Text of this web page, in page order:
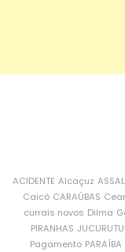
ACIDENTE Alcaçuz
Caicó CARAÚBAS
currais novos Dilma
PIRANHAS JUCURUTU
Pagamento PARAÍBA